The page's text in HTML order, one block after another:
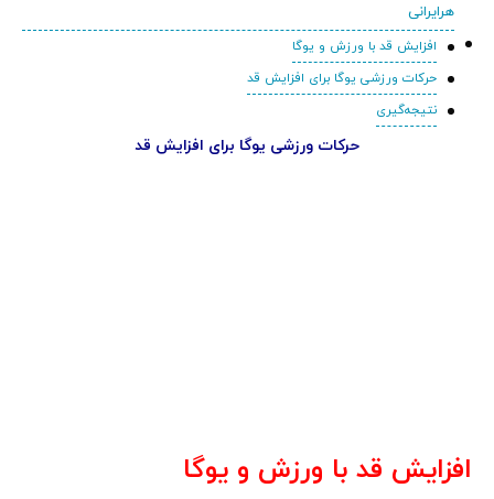
هرایرانی
افزایش قد با ورزش و یوگا
حرکات ورزشی یوگا برای افزایش قد
نتیجه‌گیری
حرکات ورزشی یوگا برای افزایش قد
افزایش قد با ورزش و یوگا